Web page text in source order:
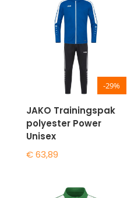
€ 82,40.€ 63,89.
-29%
JAKO Trainingspak
polyester Power
Unisex
€63,89